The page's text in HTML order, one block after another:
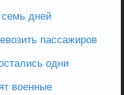
семь дней
пассажиров
одни
военные